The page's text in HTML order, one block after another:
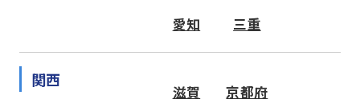
愛知 三重
関西
滋賀 京都府